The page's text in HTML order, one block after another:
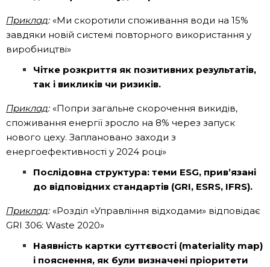
Приклад: «Ми скоротили споживання води на 15%
завдяки новій системі повторного використання у
виробництві»
Чітке розкриття як позитивних результатів,
так і викликів чи ризиків.
Приклад: «Попри загальне скорочення викидів,
споживання енергії зросло на 8% через запуск
нового цеху. Заплановано заходи з
енергоефективності у 2024 році»
Послідовна структура: теми ESG, прив’язані
до відповідних стандартів (GRI, ESRS, IFRS).
Приклад: «Розділ «Управління відходами» відповідає
GRI 306: Waste 2020»
Наявність картки суттєвості (materiality map)
і пояснення, як були визначені пріоритети